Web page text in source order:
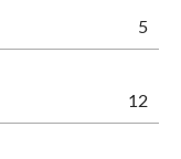
5
12